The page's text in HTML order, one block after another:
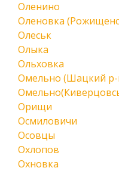
Оленино
Оленовка
Олеськ
Олыка
Ольховка
Омельно (Шацкий р-
Орищи
Осмиловичи
Осовцы
Охлопов
Охновка